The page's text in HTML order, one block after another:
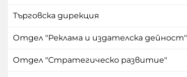
Търговска дирекция
Отдел "Реклама и издателска дейност"
Отдел "Стратегическо развитие"